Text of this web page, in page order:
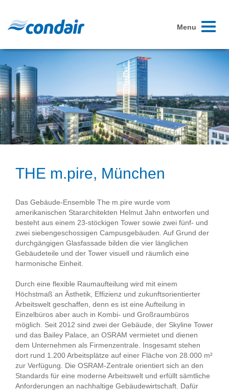
Toggle
Menu
THE m.pire, München
Das Gebäude-Ensemble The m.pire wurde vom
amerikanischen Stararchitekten Helmut Jahn entworfen und
besteht aus einem 23-stöckigen Tower sowie zwei fünf- und
zwei siebengeschossigen Campusgebäuden. Auf Grund der
durchgängigen Glasfassade bilden die vier länglichen
Gebäudeteile und der Tower visuell und räumlich eine
harmonische Einheit.
Durch eine flexible Raumaufteilung wird mit einem
Höchstmaß an Ästhetik, Effizienz und zukunftsorientierter
Arbeitswelt geschaffen, denn es ist eine Aufteilung in
Einzelbüros aber auch in Kombi- und Großraumbüros
möglich. Seit 2012 sind zwei der Gebäude, der Skyline Tower
und das Bailey Palace, an OSRAM vermietet und dienen
dem Unternehmen als Firmenzentrale. Insgesamt stehen
dort rund 1.200 Arbeitsplätze auf einer Fläche von 28.000 m²
zur Verfügung. Die OSRAM-Zentrale orientiert sich an den
Standards für eine moderne Arbeitswelt und erfüllt sämtliche
Anforderungen an nachhaltige Gebäudewirtschaft. Dafür